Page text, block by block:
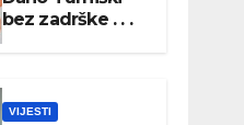
bez zadrške . . .
VIJESTI